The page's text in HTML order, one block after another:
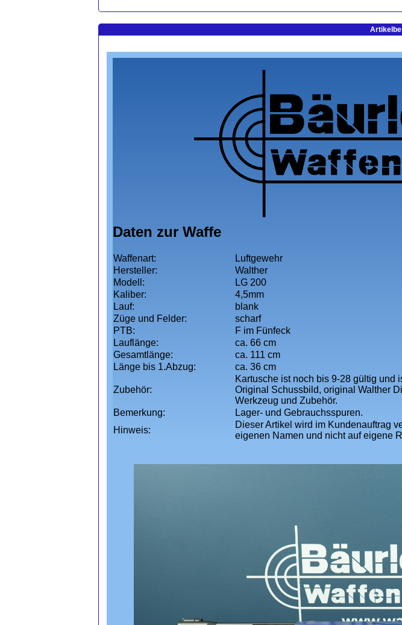
Daten zur Waffe
Waffenart:
Luftgewehr
Hersteller:
Walther
Modell:
LG 200
Kaliber:
4,5mm
Lauf:
blank
Züge und Felder:
scharf
PTB:
F im Fünfeck
Lauflänge:
ca. 66 cm
Gesamtlänge:
ca. 111 cm
Länge bis 1.Abzug:
ca. 36 cm
Zubehör:
Kartusche ist noch bis 9-28 gültig und
Original Schussbild, original Walther
Werkzeug und Zubehör.
Bemerkung:
Lager- und Gebrauchsspuren.
Hinweis:
Dieser Artikel wird im Kundenauftrag
eigenen Namen und nicht auf eigene